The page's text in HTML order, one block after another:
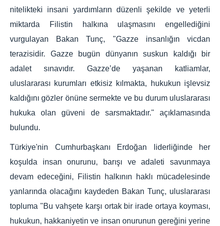
nitelikteki insani yardımların düzenli şekilde ve yeterli
miktarda Filistin halkına ulaşmasını engellediğini
vurgulayan Bakan Tunç, "Gazze insanlığın vicdan
terazisidir. Gazze bugün dünyanın suskun kaldığı bir
adalet sınavıdır. Gazze’de yaşanan katliamlar,
uluslararası kurumları etkisiz kılmakta, hukukun işlevsiz
kaldığını gözler önüne sermekte ve bu durum uluslararası
hukuka olan güveni de sarsmaktadır." açıklamasında
bulundu.
Türkiye'nin Cumhurbaşkanı Erdoğan liderliğinde her
koşulda insan onurunu, barışı ve adaleti savunmaya
devam edeceğini, Filistin halkının haklı mücadelesinde
yanlarında olacağını kaydeden Bakan Tunç, uluslararası
topluma "Bu vahşete karşı ortak bir irade ortaya koyması,
hukukun, hakkaniyetin ve insan onurunun gereğini yerine